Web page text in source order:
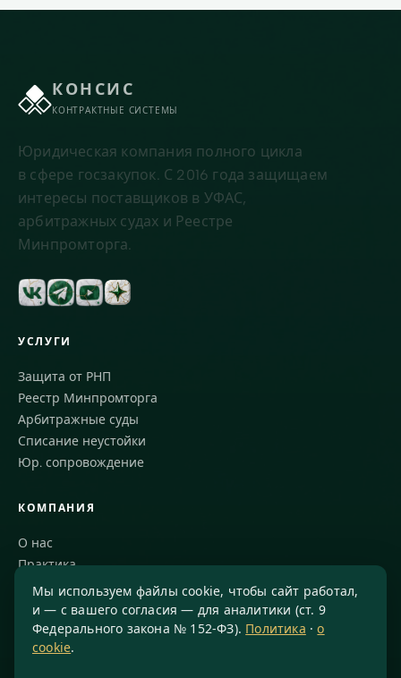
КОНСИС
КОНТРАКТНЫЕ СИСТЕМЫ
Юридическая компания полного цикла
в сфере госзакупок. С 2016 года защищаем
интересы поставщиков в УФАС,
арбитражных судах и Реестре
Минпромторга.
УСЛУГИ
Защита от РНП
Реестр Минпромторга
Арбитражные суды
Списание неустойки
Юр. сопровождение
КОМПАНИЯ
О нас
Практика
Блог
Команда
Благодарности
Мы используем файлы cookie, чтобы сайт работал,
и — с вашего согласия — для аналитики (ст. 9
Федерального закона № 152-ФЗ). Политика ·о
cookie.